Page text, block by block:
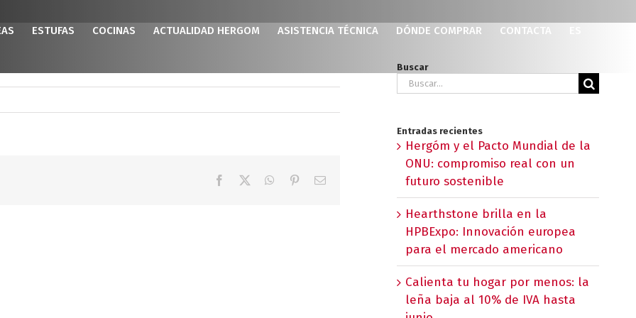
ESTUFAS COCINAS ACTUALIDAD HERGOM ASISTENCIA TÉCNICA DÓNDE COMPRAR CONTACTA
Facebook WhatsApp
PinterestCorreo
Buscar
Buscar:
Entradas recientes
Hergóm y el Pacto Mundial de la
ONU: compromiso real con un
futuro sostenible
Hearthstone brilla en la
HPBExpo: Innovación europea
para el mercado americano
Calienta tu hogar por menos: la
leña baja al 10% de IVA hasta